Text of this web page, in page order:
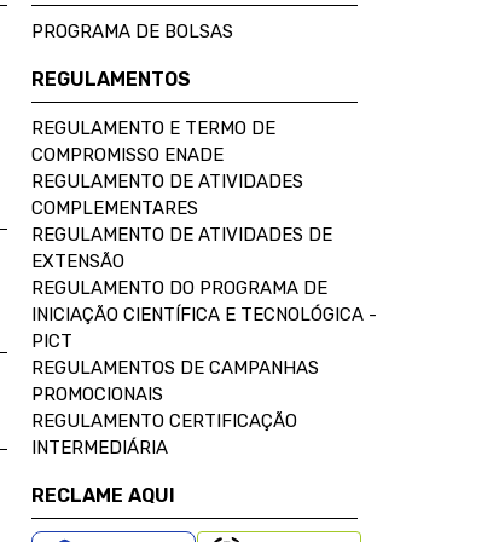
PROGRAMA DE BOLSAS
REGULAMENTOS
REGULAMENTO E TERMO DE
COMPROMISSO ENADE
REGULAMENTO DE ATIVIDADES
COMPLEMENTARES
REGULAMENTO DE ATIVIDADES DE
EXTENSÃO
REGULAMENTO DO PROGRAMA DE
INICIAÇÃO CIENTÍFICA E TECNOLÓGICA -
PICT
REGULAMENTOS DE CAMPANHAS
PROMOCIONAIS
REGULAMENTO CERTIFICAÇÃO
INTERMEDIÁRIA
RECLAME AQUI